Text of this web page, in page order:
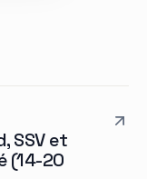
SSV et
(14-20